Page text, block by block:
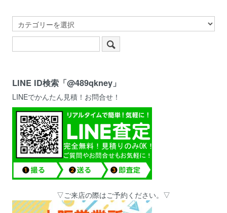
LINE ID検索「@489qkney」
LINEでかんたん見積！お問合せ！
▽ご来店の際はご予約ください。▽